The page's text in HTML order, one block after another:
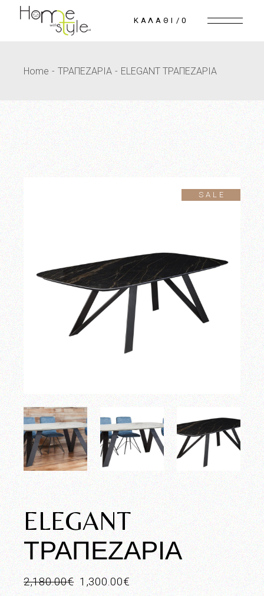
0
Home ΤΡΑΠΕΖΑΡΙΑ ELEGANT ΤΡΑΠΕΖΑΡΙΑ
SALE
ELEGANT
ΤΡΑΠΕΖΑΡΙΑ
2,180.00€
Original
1,300.00€
Η